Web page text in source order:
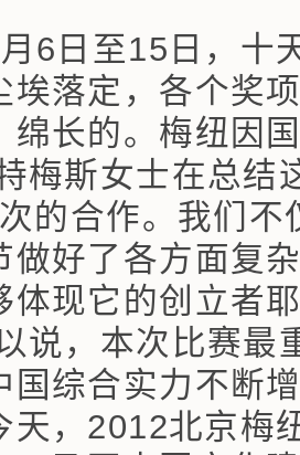
日至15日，十天
埃落定，各个奖
绵长的。梅纽因
梅斯女士在总结
次的合作。我们
做好了各方面复
体现它的创立者
说，本次比赛
国综合实力不断
天，2012北京梅